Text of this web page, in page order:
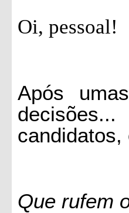
Oi, pessoal!
Após
candidatos,
Que rufem